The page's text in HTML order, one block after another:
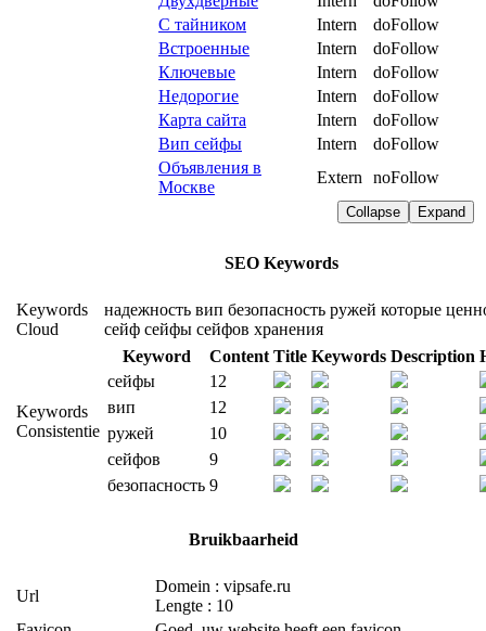
С тайником
Intern
doFollow
Встроенные
Intern
doFollow
Ключевые
Intern
doFollow
Недорогие
Intern
doFollow
Карта сайта
Intern
doFollow
Вип сейфы
Intern
doFollow
Объявления в
Москве
Extern noFollow
Expand
Collapse
SEO Keywords
Keywords
Cloud
надежность вип безопасность ружей которые
сейф сейфы сейфов хранения
Keywords
Consistentie
Keyword Content Title Keywords Description
сейфы
12
вип
12
ружей
10
сейфов
9
безопасность 9
Bruikbaarheid
Url
Domein : vipsafe.ru
Lengte : 10